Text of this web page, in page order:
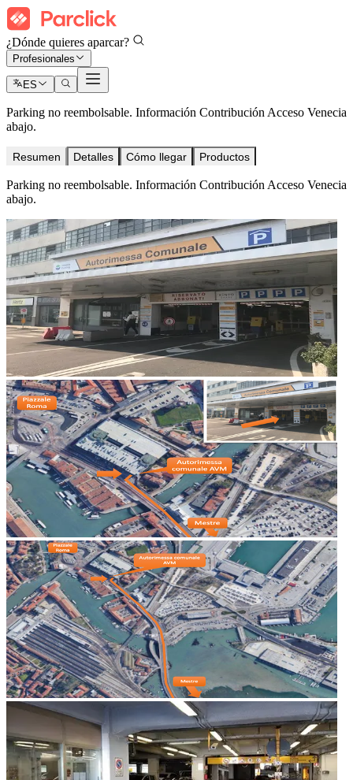
¿Dónde quieres aparcar?
Profesionales
ES
Parking no reembolsable. Información Contribución Acceso Venecia
abajo.
Resumen Detalles Cómo llegar Productos
Parking no reembolsable. Información Contribución Acceso Venecia
abajo.